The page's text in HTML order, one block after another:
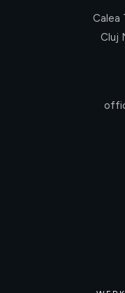
Calea
Cluj